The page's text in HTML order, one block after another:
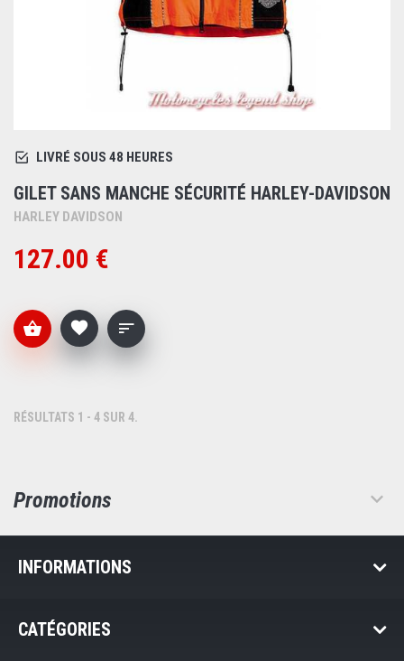
LIVRÉ SOUS 48 HEURES
GILET SANS MANCHE SÉCURITÉ HARLEY-DAVIDSON
HARLEY DAVIDSON
127.00 €
RÉSULTATS 1 - 4 SUR 4.
Promotions
INFORMATIONS
CATÉGORIES